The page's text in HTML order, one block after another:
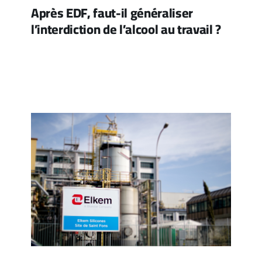
Après EDF, faut-il généraliser
l’interdiction de l’alcool au travail ?